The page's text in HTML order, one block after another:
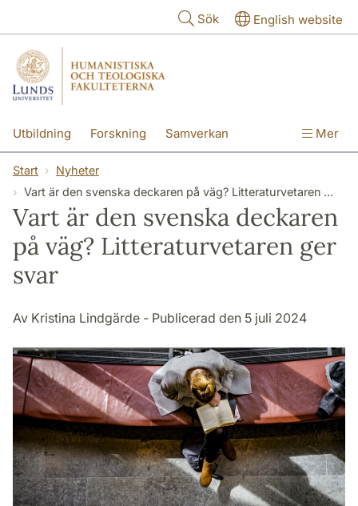
Sök English website
Utbildning Forskning Samverkan
Kontakt Om fakulteterna
Mer
Start
Nyheter
Vart är den svenska deckaren på väg? Litteraturvetaren ger svar
Vart är den svenska deckaren
på väg? Litteraturvetaren ger
svar
Av Kristina Lindgärde - Publicerad den 5 juli 2024